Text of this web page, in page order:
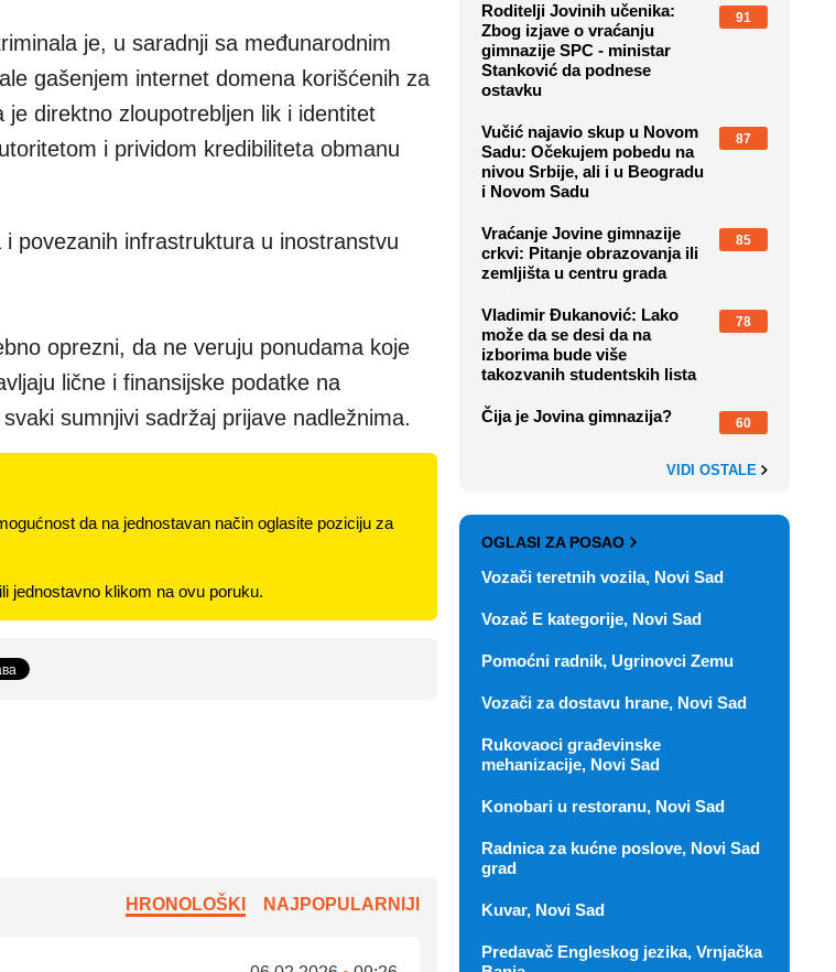
je, u saradnji sa međunarodnim
gašenjem internet domena korišćenih za
direktno zloupotrebljen lik i identitet
i prividom kredibiliteta obmanu
povezanih infrastruktura u inostranstvu
oprezni, da ne veruju ponudama koje
lične i finansijske podatke na
sumnjivi sadržaj prijave nadležnima.
da na jednostavan način oglasite poziciju za
jednostavno klikom na ovu poruku.
HRONOLOŠKI NAJPOPULARNIJI
Roditelji Jovinih učenika:
Zbog izjave o vraćanju
gimnazije SPC - ministar
Stanković da podnese
ostavku
91
Vučić najavio skup u Novom
Sadu: Očekujem pobedu na
nivou Srbije, ali i u Beogradu
i Novom Sadu
87
Vraćanje Jovine gimnazije
crkvi: Pitanje obrazovanja ili
zemljišta u centru grada
85
Vladimir Đukanović: Lako
može da se desi da na
izborima bude više
takozvanih studentskih lista
78
Čija je Jovina gimnazija? 60
VIDI OSTALE
OGLASI ZA POSAO
Vozači teretnih vozila, Novi Sad
Vozač E kategorije, Novi Sad
Pomoćni radnik, Ugrinovci Zemu
Vozači za dostavu hrane, Novi Sad
Rukovaoci građevinske
mehanizacije, Novi Sad
Konobari u restoranu, Novi Sad
Radnica za kućne poslove, Novi Sad
grad
Kuvar, Novi Sad
Predavač Engleskog jezika, Vrnjačka